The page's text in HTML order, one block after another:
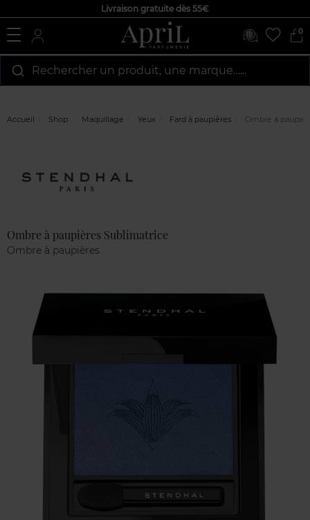
Livraison gratuite dès 55€
0
Rechercher un produit, une marque…...
Accueil Shop Maquillage Yeux Fard à paupières Ombre à
Ombre à paupières Sublimatrice
Ombre à paupières